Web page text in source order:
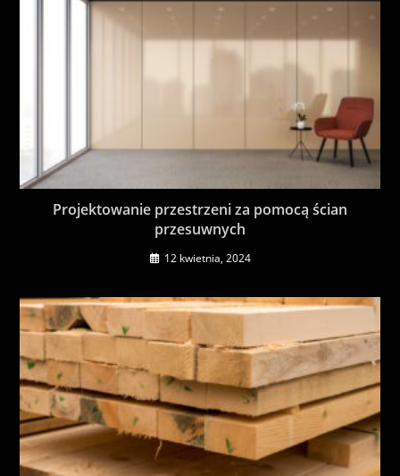
Projektowanie przestrzeni za pomocą ścian
przesuwnych
12 kwietnia, 2024